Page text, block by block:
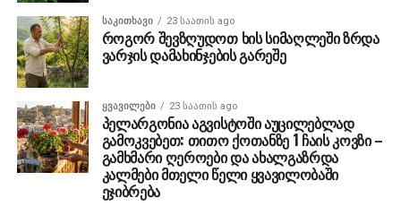
ᲡᲐᲙᲘᲗᲮᲐᲕᲘ 23 საათის ago
როგორ შევზღუდოთ ხის სიმაღლეში ზრდა
ვარჯის დამახინჯების გარეშე
ᲧᲕᲐᲕᲘᲚᲔᲑᲘ 23 საათის ago
პელარგონია აგვისტოში აუცილებლად
გამოკვებეთ: თითო ქოთანზე 1 ჩაის კოვზი –
გამხმარი ღეროები და ახალგაზრდა
კალმები მთელი წელი ყვავილობაში
ეჯიბრება